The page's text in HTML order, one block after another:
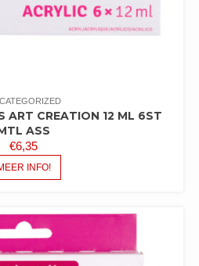
ART CREATION 12 ML 6ST
ASS
€6,35
INFO!